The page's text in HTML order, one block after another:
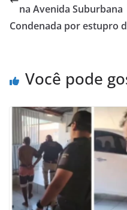
na Avenida Suburbana
Condenada por estupro
Você pode